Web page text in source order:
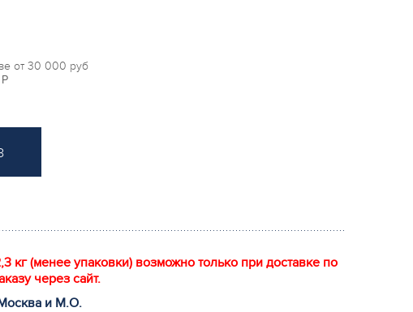
от 30 000 руб
P
кг (менее упаковки) возможно только при доставке по
через сайт.
и М.О.